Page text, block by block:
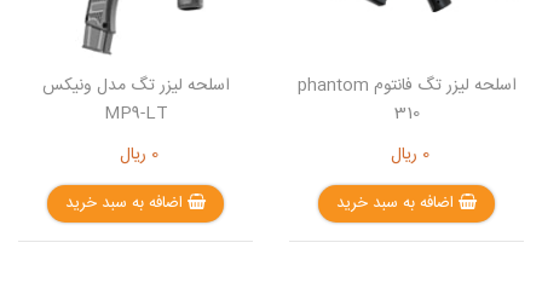
اسلحه لیزر تگ فانتوم phantom
310
0 ریال
اضافه به سبد خرید
اسلحه لیزر تگ مدل ونیکس
MP9-LT
0 ریال
اضافه به سبد خرید